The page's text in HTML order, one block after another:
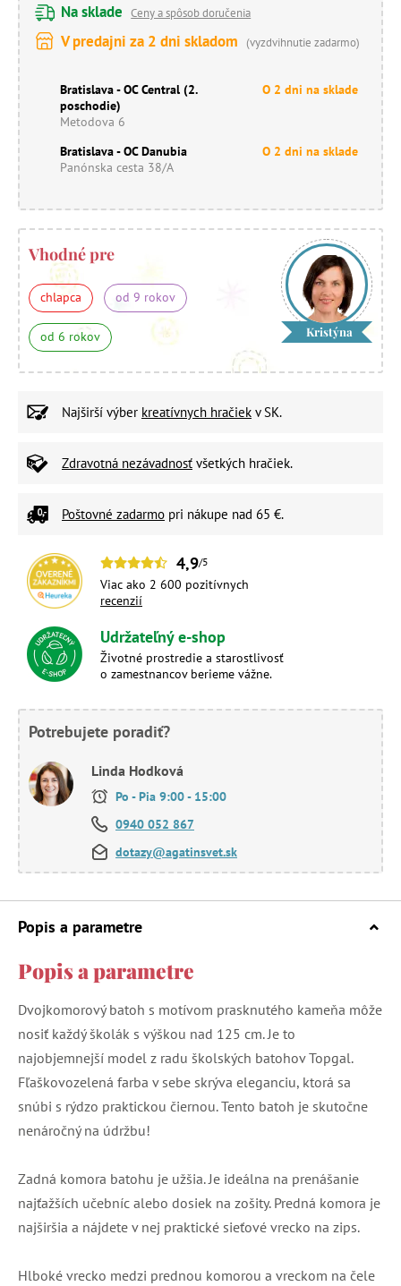
Na sklade Ceny a spôsob doručenia
V predajni za 2 dni skladom (vyzdvihnutie zadarmo)
Bratislava - OC Central (2.
poschodie)
Metodova 6
O 2 dni na sklade
Bratislava - OC Danubia
Panónska cesta 38/A
O 2 dni na sklade
Vhodné pre
chlapca od 9 rokov
od 6 rokov Kristýna
Najširší výber kreatívnych hračiek v SK.
Zdravotná nezávadnosť všetkých hračiek.
Poštovné zadarmo pri nákupe nad 65 €.
4,9/5
Viac ako 2 600 pozitívnych
recenzií
Udržateľný e-shop
Životné prostredie a starostlivosť
o zamestnancov berieme vážne.
Potrebujete poradiť?
Linda Hodková
Po - Pia 9:00 - 15:00
0940 052 867
dotazy@agatinsvet.sk
Popis a parametre
Popis a parametre
Dvojkomorový batoh s motívom prasknutého kameňa môže
nosiť každý školák s výškou nad 125 cm. Je to
najobjemnejší model z radu školských batohov Topgal.
Fľaškovozelená farba v sebe skrýva eleganciu, ktorá sa
snúbi s rýdzo praktickou čiernou. Tento batoh je skutočne
nenáročný na údržbu!
Zadná komora batohu je užšia. Je ideálna na prenášanie
najťažších učebníc alebo dosiek na zošity. Predná komora je
najširšia a nájdete v nej praktické sieťové vrecko na zips.
Hlboké vrecko medzi prednou komorou a vreckom na čele